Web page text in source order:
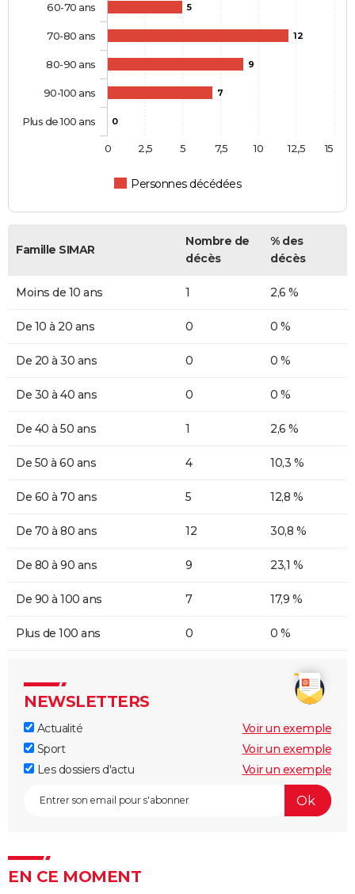
5
12
9
7
0
Personnes décédées
60-70 ans
70-80 ans
80-90 ans
90-100 ans
Plus de 100 ans
0 2,5 5 7,5 10 12,5 15
Famille SIMAR
Nombre de
décès
% des
décès
Moins de 10 ans 1 2,6 %
De 10 à 20 ans 0 0 %
De 20 à 30 ans 0 0 %
De 30 à 40 ans 0 0 %
De 40 à 50 ans 1 2,6 %
De 50 à 60 ans 4 10,3 %
De 60 à 70 ans 5 12,8 %
De 70 à 80 ans 12 30,8 %
De 80 à 90 ans 9 23,1 %
De 90 à 100 ans 7 17,9 %
Plus de 100 ans 0 0 %
NEWSLETTERS
Actualité
Voir un exemple
Sport
Voir un exemple
Les dossiers d'actu
Voir un exemple
EN CE MOMENT